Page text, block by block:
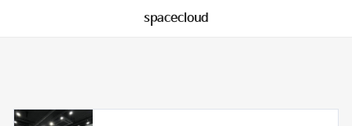
spacecloud